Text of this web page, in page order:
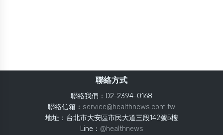
聯絡方式
聯絡我們：02-2394-0168
聯絡信箱： service@healthnews.com.tw
地址：台北市大安區市民大道三段142號5樓
Line： @healthnews